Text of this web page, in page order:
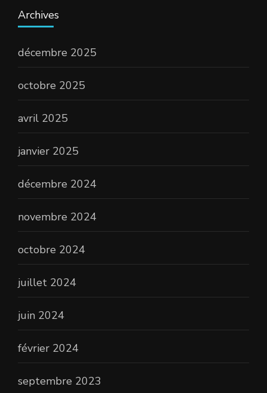
Archives
décembre 2025
octobre 2025
avril 2025
janvier 2025
décembre 2024
novembre 2024
octobre 2024
juillet 2024
juin 2024
février 2024
septembre 2023